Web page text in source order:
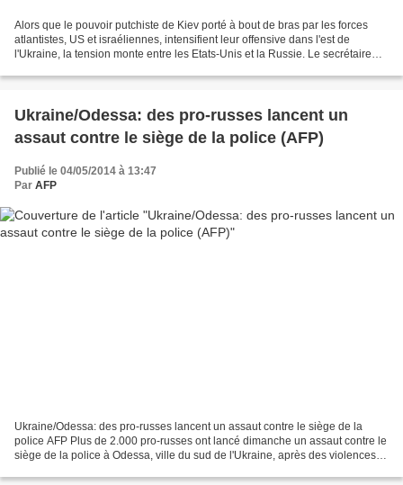
Alors que le pouvoir putchiste de Kiev porté à bout de bras par les forces
atlantistes, US et israéliennes, intensifient leur offensive dans l'est de
l'Ukraine, la tension monte entre les Etats-Unis et la Russie. Le secrétaire
Ukraine/Odessa: des pro-russes lancent un
assaut contre le siège de la police (AFP)
Publié le 04/05/2014 à 13:47
Par AFP
Ukraine/Odessa: des pro-russes lancent un assaut contre le siège de la
police AFP Plus de 2.000 pro-russes ont lancé dimanche un assaut contre le
siège de la police à Odessa, ville du sud de l'Ukraine, après des violences